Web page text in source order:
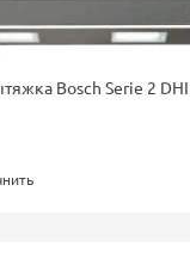
Bosch Serie 2 DHI